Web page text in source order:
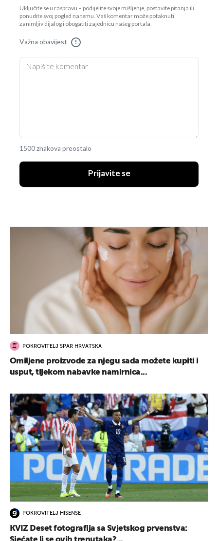
Uključite se u raspravu – podijelite svoje mišljenje, postavite pitanja ili
ponudite svoj pogled na temu. Vaš komentar može potaknuti
zanimljiv dijalog i obogatiti zajednicu našeg portala.
Važna obavijest !
1500 znakova preostalo
Prijavite se
POKROVITELJ SPAR HRVATSKA
Omiljene proizvode za njegu sada možete kupiti i
usput, tijekom nabavke namirnica...
POKROVITELJ HISENSE
KVIZ Deset fotografija sa Svjetskog prvenstva: